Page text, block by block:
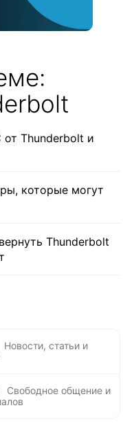
от Thunderbolt и
которые могут
Thunderbolt
Новости, статьи и
Свободное общение и